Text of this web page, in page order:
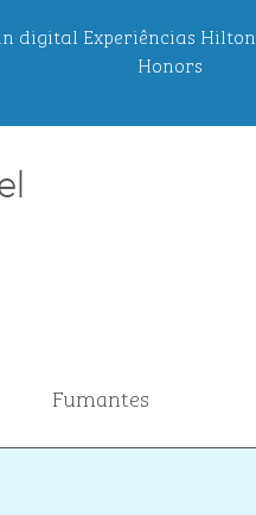
digital Experiências Hilton
Honors
Fumantes